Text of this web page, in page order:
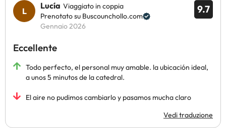
9.7
Lucía Viaggiato in coppia
Prenotato su Buscounchollo.com
Gennaio 2026
Eccellente
Todo perfecto, el personal muy amable. la ubicación ideal,
a unos 5 minutos de la catedral.
El aire no pudimos cambiarlo y pasamos mucha claro
Vedi traduzione